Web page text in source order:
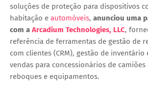
soluções de proteção para dispositivos
habitação e automóveis, anunciou uma
com a Arcadium Technologies, LLC,
referência de ferramentas de gestão de
com clientes (CRM), gestão de inventário
vendas para concessionários de camiões
reboques e equipamentos.